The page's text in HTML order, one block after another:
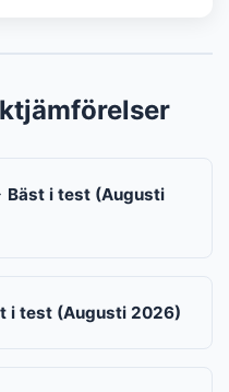
Bäst i test (Augusti
i test (Augusti 2026)